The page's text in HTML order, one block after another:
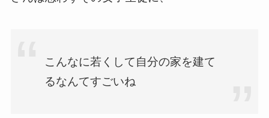
こんなに若くして自分の家を建て
るなんてすごいね